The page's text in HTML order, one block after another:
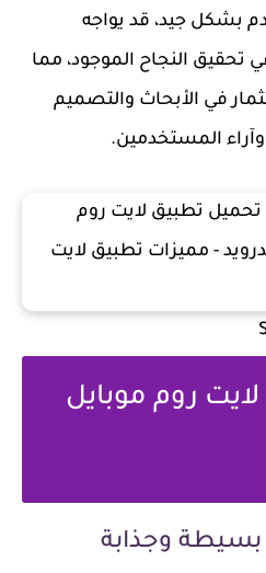
بشكل جيد، قد يواجه
تحقيق النجاح الموجود، مما
في الأبحاث والتصميم
المستخدمين.
روم موبايل
وجذابة